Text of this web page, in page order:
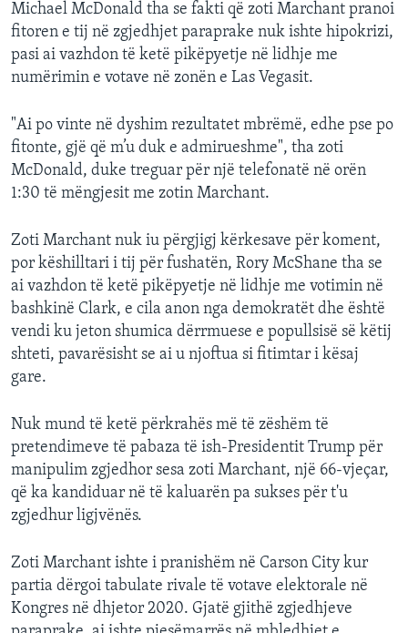
Michael McDonald tha se fakti që zoti Marchant pranoi
fitoren e tij në zgjedhjet paraprake nuk ishte hipokrizi,
pasi ai vazhdon të ketë pikëpyetje në lidhje me
numërimin e votave në zonën e Las Vegasit.
"Ai po vinte në dyshim rezultatet mbrëmë, edhe pse po
fitonte, gjë që m’u duk e admirueshme", tha zoti
McDonald, duke treguar për një telefonatë në orën
1:30 të mëngjesit me zotin Marchant.
Zoti Marchant nuk iu përgjigj kërkesave për koment,
por këshilltari i tij për fushatën, Rory McShane tha se
ai vazhdon të ketë pikëpyetje në lidhje me votimin në
bashkinë Clark, e cila anon nga demokratët dhe është
vendi ku jeton shumica dërrmuese e popullsisë së këtij
shteti, pavarësisht se ai u njoftua si fitimtar i kësaj
gare.
Nuk mund të ketë përkrahës më të zëshëm të
pretendimeve të pabaza të ish-Presidentit Trump për
manipulim zgjedhor sesa zoti Marchant, një 66-vjeçar,
që ka kandiduar në të kaluarën pa sukses për t'u
zgjedhur ligjvënës.
Zoti Marchant ishte i pranishëm në Carson City kur
partia dërgoi tabulate rivale të votave elektorale në
Kongres në dhjetor 2020. Gjatë gjithë zgjedhjeve